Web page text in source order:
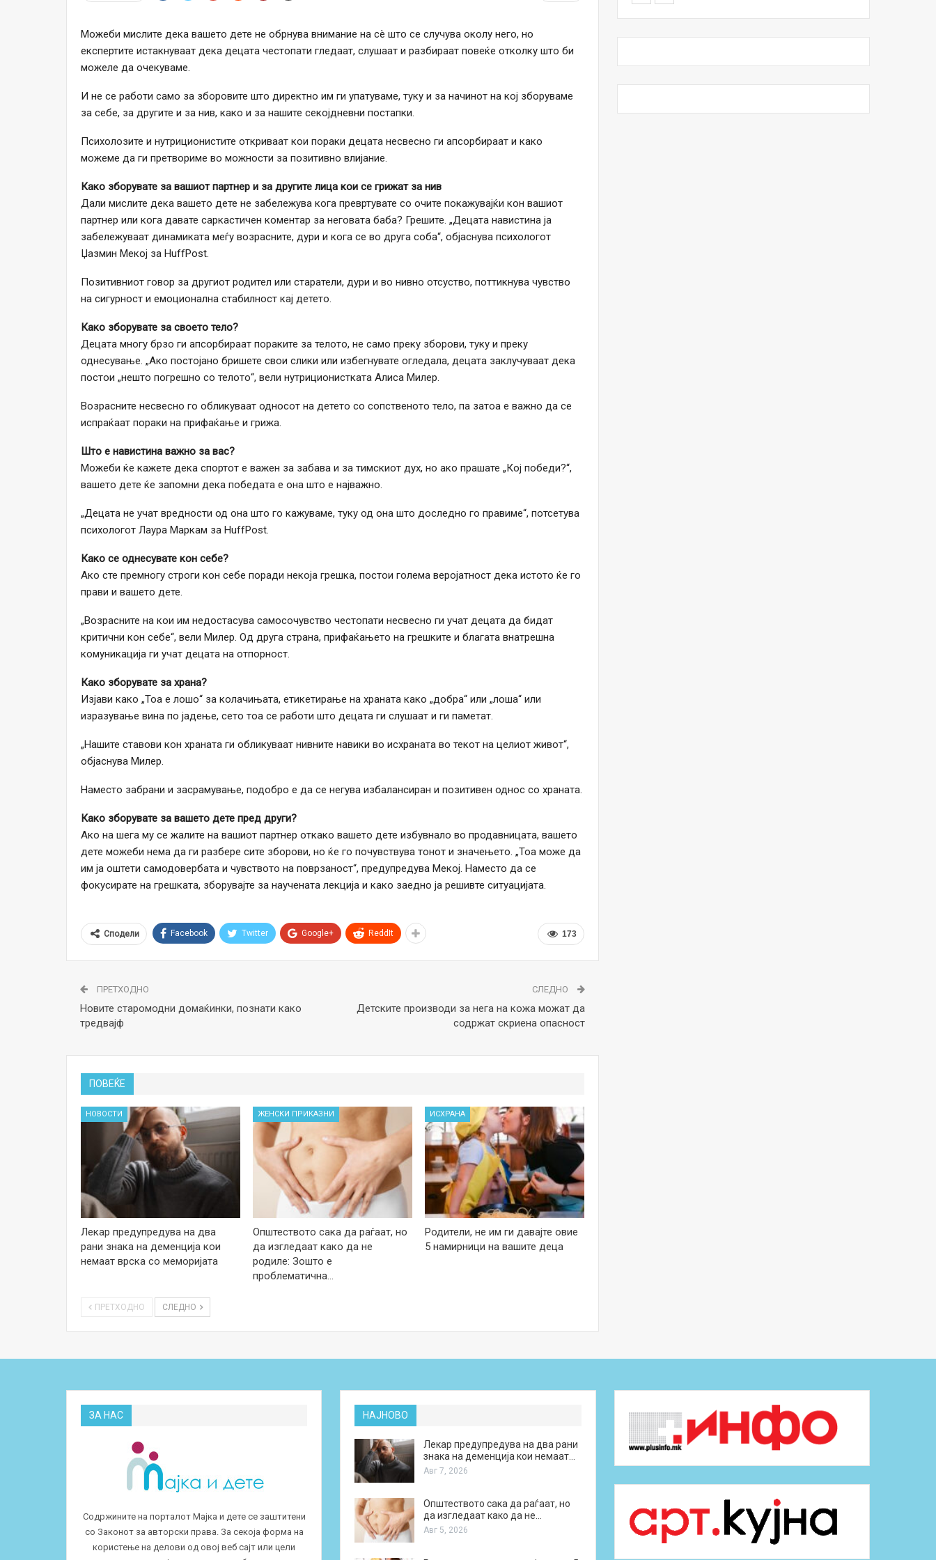
Можеби мислите дека вашето дете не обрнува внимание на сè што се случува околу него, но
експертите истакнуваат дека децата честопати гледаат, слушаат и разбираат повеќе отколку што би
можеле да очекуваме.
И не се работи само за зборовите што директно им ги упатуваме, туку и за начинот на кој зборуваме
за себе, за другите и за нив, како и за нашите секојдневни постапки.
Психолозите и нутриционистите откриваат кои пораки децата несвесно ги апсорбираат и како
можеме да ги претвориме во можности за позитивно влијание.
Како зборувате за вашиот партнер и за другите лица кои се грижат за нив
Дали мислите дека вашето дете не забележува кога превртувате со очите покажувајќи кон вашиот
партнер или кога давате саркастичен коментар за неговата баба? Грешите. „Децата навистина ја
забележуваат динамиката меѓу возрасните, дури и кога се во друга соба“, објаснува психологот
Џазмин Мекој за HuffPost.
Позитивниот говор за другиот родител или старатели, дури и во нивно отсуство, поттикнува чувство
на сигурност и емоционална стабилност кај детето.
Како зборувате за своето тело?
Децата многу брзо ги апсорбираат пораките за телото, не само преку зборови, туку и преку
однесување. „Ако постојано бришете свои слики или избегнувате огледала, децата заклучуваат дека
постои „нешто погрешно со телото“, вели нутриционистката Алиса Милер.
Возрасните несвесно го обликуваат односот на детето со сопственото тело, па затоа е важно да се
испраќаат пораки на прифаќање и грижа.
Што е навистина важно за вас?
Можеби ќе кажете дека спортот е важен за забава и за тимскиот дух, но ако прашате „Кој победи?“,
вашето дете ќе запомни дека победата е она што е најважно.
„Децата не учат вредности од она што го кажуваме, туку од она што доследно го правиме“, потсетува
психологот Лаура Маркам за HuffPost.
Како се однесувате кон себе?
Ако сте премногу строги кон себе поради некоја грешка, постои голема веројатност дека истото ќе го
прави и вашето дете.
„Возрасните на кои им недостасува самосочувство честопати несвесно ги учат децата да бидат
критични кон себе“, вели Милер. Од друга страна, прифаќањето на грешките и благата внатрешна
комуникација ги учат децата на отпорност.
Како зборувате за храна?
Изјави како „Тоа е лошо“ за колачињата, етикетирање на храната како „добра“ или „лоша“ или
изразување вина по јадење, сето тоа се работи што децата ги слушаат и ги паметат.
„Нашите ставови кон храната ги обликуваат нивните навики во исхраната во текот на целиот живот“,
објаснува Милер.
Наместо забрани и засрамување, подобро е да се негува избалансиран и позитивен однос со храната.
Како зборувате за вашето дете пред други?
Ако на шега му се жалите на вашиот партнер откако вашето дете избувнало во продавницата, вашето
дете можеби нема да ги разбере сите зборови, но ќе го почувствува тонот и значењето. „Тоа може да
им ја оштети самодовербата и чувството на поврзаност“, предупредува Мекој. Наместо да се
фокусирате на грешката, зборувајте за научената лекција и како заедно ја решивте ситуацијата.
173
Сподели Facebook Twitter Google+ ReddIt
ПРЕТХОДНО
Новите старомодни домаќинки, познати како
тредвајф
СЛЕДНО
Детските производи за нега на кожа можат да
содржат скриена опасност
ПОВЕЌЕ
НОВОСТИ
Лекар предупредува на два
рани знака на деменција кои
немаат врска со меморијата
ЖЕНСКИ ПРИКАЗНИ
Општеството сака да раѓаат, но
да изгледаат како да не
родиле: Зошто е
проблематична…
ИСХРАНА
Родители, не им ги давајте овие
5 намирници на вашите деца
ПРЕТХОДНО СЛЕДНО
ЗА НАС
Содржините на порталот Мајка и дете се заштитени
со Законот за авторски права. За секоја форма на
користење на делови од овој веб сајт или цели
НАЈНОВО
Лекар предупредува на два рани
знака на деменција кои немаат…
Авг 7, 2026
Општеството сака да раѓаат, но
да изгледаат како да не…
Авг 5, 2026